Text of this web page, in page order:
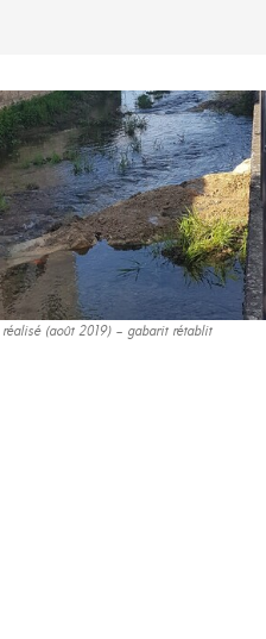
réalisé (août 2019) – gabarit rétablit